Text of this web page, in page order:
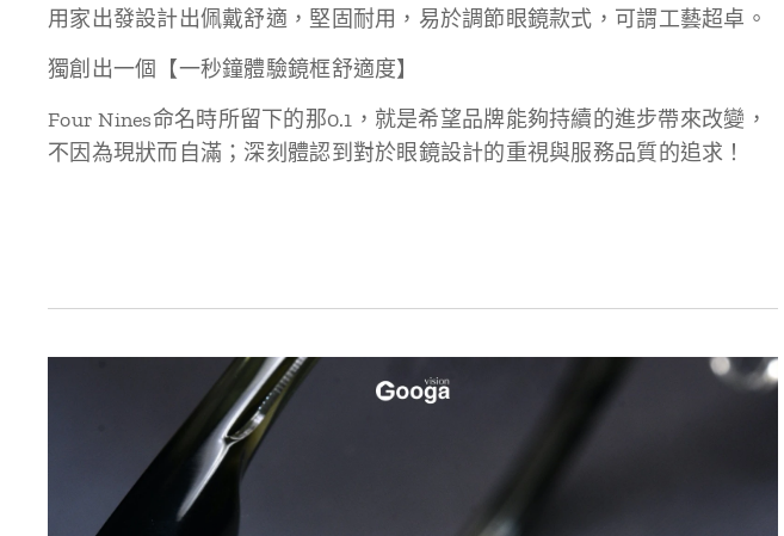
用家出發設計出佩戴舒適，堅固耐用，易於調節眼鏡款式，可謂工藝超卓。
獨創出一個【一秒鐘體驗鏡框舒適度】
Four Nines命名時所留下的那0.1，就是希望品牌能夠持續的進步帶來改變，
不因為現狀而自滿；深刻體認到對於眼鏡設計的重視與服務品質的追求！